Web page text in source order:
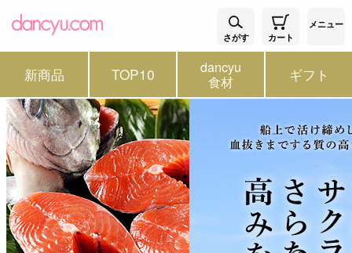
さがす カート
メニュー
新商品 TOP10 dancyu
食材 ギフト